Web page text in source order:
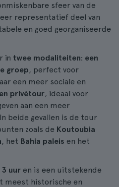
sfeer van de
representatief deel van
en goed georganiseerde
in twee modaliteiten: een
groep, perfect voor
een meer sociale en
privétour, ideaal voor
aan een meer
beide gevallen is de tour
zoals de Koutoubia
, het Bahia paleis en het
3 uur en is een uitstekende
meest historische en